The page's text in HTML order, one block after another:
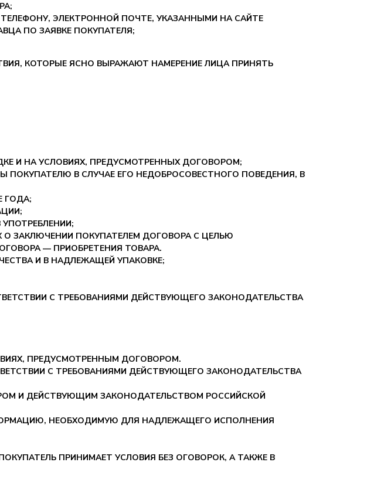
ЭЛЕКТРОННОЙ ПОЧТЕ, УКАЗАННЫМИ НА САЙТЕ
ПО ЗАЯВКЕ ПОКУПАТЕЛЯ;
КОТОРЫЕ ЯСНО ВЫРАЖАЮТ НАМЕРЕНИЕ ЛИЦА ПРИНЯТЬ
И НА УСЛОВИЯХ, ПРЕДУСМОТРЕННЫХ ДОГОВОРОМ;
В СЛУЧАЕ ЕГО НЕДОБРОСОВЕСТНОГО ПОВЕДЕНИЯ, В
ГОДА;
ЗАКЛЮЧЕНИИ ПОКУПАТЕЛЕМ ДОГОВОРА С ЦЕЛЬЮ
— ПРИОБРЕТЕНИЯ ТОВАРА.
И В НАДЛЕЖАЩЕЙ УПАКОВКЕ;
С ТРЕБОВАНИЯМИ ДЕЙСТВУЮЩЕГО ЗАКОНОДАТЕЛЬСТВА
ПРЕДУСМОТРЕННЫМ ДОГОВОРОМ.
С ТРЕБОВАНИЯМИ ДЕЙСТВУЮЩЕГО ЗАКОНОДАТЕЛЬСТВА
И ДЕЙСТВУЮЩИМ ЗАКОНОДАТЕЛЬСТВОМ РОССИЙСКОЙ
НЕОБХОДИМУЮ ДЛЯ НАДЛЕЖАЩЕГО ИСПОЛНЕНИЯ
ПРИНИМАЕТ УСЛОВИЯ БЕЗ ОГОВОРОК, А ТАКЖЕ В